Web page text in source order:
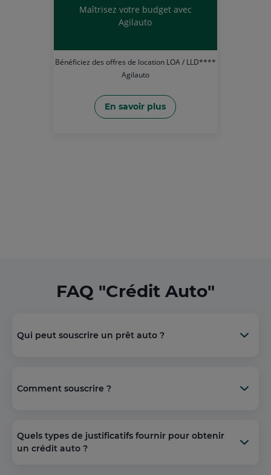
Maîtrisez votre budget avec
Agilauto
Bénéficiez des offres de location LOA / LLD****
Agilauto
En savoir plus
FAQ "Crédit Auto"
Qui peut souscrire un prêt auto ?
Comment souscrire ?
Quels types de justificatifs fournir pour obtenir
un crédit auto ?